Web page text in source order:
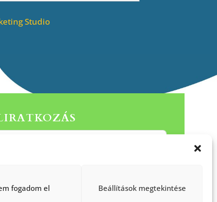
fogadom el Beállítások megtekintése
Studio